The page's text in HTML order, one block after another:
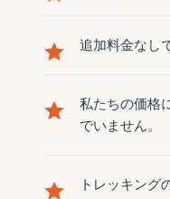
追加料金なし
私たちの価格
でいません。
トレッキング